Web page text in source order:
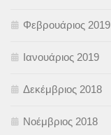
Φεβρουάριος 2019
Ιανουάριος 2019
Δεκέμβριος 2018
Νοέμβριος 2018